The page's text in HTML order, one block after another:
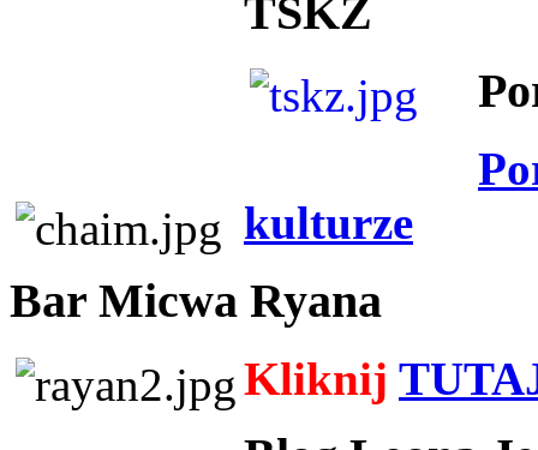
TSKZ
kulturze
Bar Micwa Ryana
Kliknij